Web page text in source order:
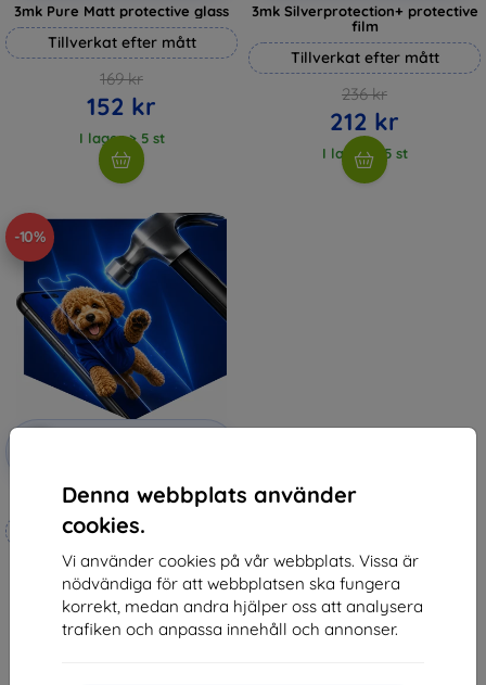
Denna webbplats använder
cookies.
Vi använder cookies på vår webbplats. Vissa är
nödvändiga för att webbplatsen ska fungera
korrekt, medan andra hjälper oss att analysera
trafiken och anpassa innehåll och annonser.
3mk Pure Matt protective glass
Tillverkat efter mått
169 kr
152 kr
I lager > 5 st
3mk Silverprotection+ protective
film
Tillverkat efter mått
236 kr
212 kr
I lager > 5 st
-10%
Rabatt
3mk Hammer protective film
Tillverkat efter mått
247 kr
222 kr
I lager 4 st